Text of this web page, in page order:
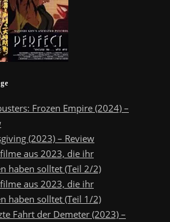
Frozen Empire (2024) –
(2023) – Review
aus 2023, die ihr
haben solltet (Teil 2/2)
aus 2023, die ihr
haben solltet (Teil 1/2)
Fahrt der Demeter (2023) –